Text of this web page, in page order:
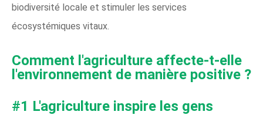
biodiversité locale et stimuler les services
écosystémiques vitaux.
Comment l'agriculture affecte-t-elle
l'environnement de manière positive ?
#1 L'agriculture inspire les gens